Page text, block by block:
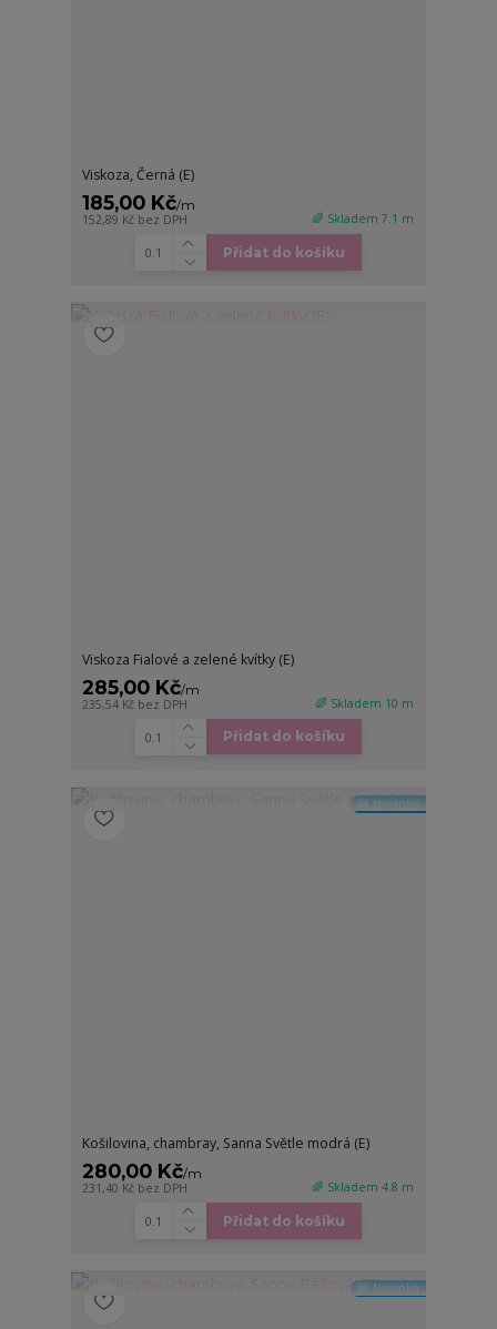
Viskoza, Černá (E)
185,00 Kč/m
152,89 Kč bez DPH 🌈 Skladem 7.1 m
Přidat do košíku
Viskoza Fialové a zelené kvítky (E)
285,00 Kč/m
235,54 Kč bez DPH 🌈 Skladem 10 m
Přidat do košíku
🆕 Novinka
Košilovina, chambray, Sanna Světle modrá (E)
280,00 Kč/m
231,40 Kč bez DPH 🌈 Skladem 4.8 m
Přidat do košíku
🆕 Novinka